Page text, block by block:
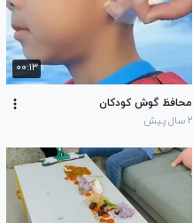
۰۰:۱۳
محافظ گوش کودکان
۲ سال پیش